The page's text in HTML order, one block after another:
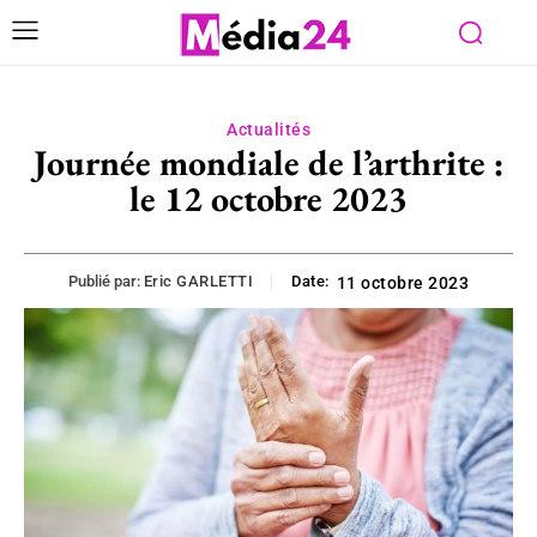
Actualités
Journée mondiale de l’arthrite :
le 12 octobre 2023
Publié par: Eric GARLETTI Date: 11 octobre 2023